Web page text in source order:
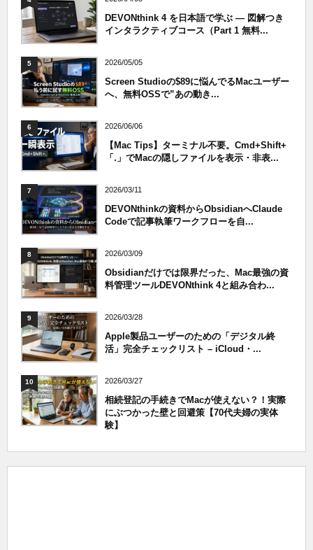
DEVONthink 4 を日本語で学ぶ — 図解つき
インタラクティブコース（Part 1 無料...
5 2026/05/05
Screen Studioの$89に悩んでるMacユーザー
へ、無料OSSで”あの動き...
6 2026/06/06
【Mac Tips】ターミナル不要。Cmd+Shift+
「.」でMacの隠しファイルを表示・非表...
7 2026/03/11
DEVONthinkの資料からObsidianへClaude
Codeで記事執筆ワークフローを自...
8 2026/03/09
Obsidianだけでは限界だった、Mac最強の資
料管理ツールDEVONthink 4と組み合わ...
9 2026/03/28
Apple製品ユーザーのための「デジタル終
活」完全チェックリスト – iCloud・...
10 2026/03/27
相続登記の手続きでMacが使えない？！実際
にぶつかった壁と回避策【70代夫婦の実体
験】